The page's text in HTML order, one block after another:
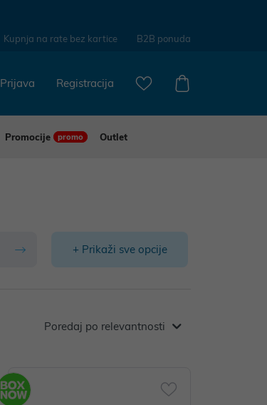
Kupnja na rate bez kartice B2B ponuda
Registracija
Prijava
Promocije promo
Outlet
+ Prikaži sve opcije
Poredaj po relevantnosti